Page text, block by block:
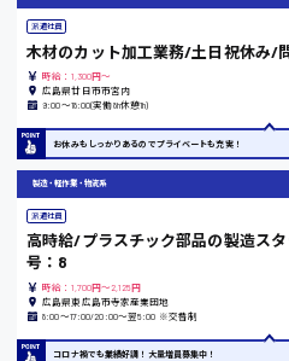
熊本県
東京都
島根県
時給1200円〜
派遣社員
木材のカット加工業務/土日祝休み/
時給：1,300円～
広島県廿日市市宮内
9:00〜18:00(実働8h休憩1h)
お休みもしっかりあるのでプライベートも充実！
製造・軽作業・物流系
派遣社員
高時給/プラスチック部品の製造ス
号：8
時給：1,700円～2,125円
広島県東広島市寺家産業団地
8:00〜17:00/20:00〜翌5:00 ※交替制
コロナ禍でも業績好調！大量増員募集中！